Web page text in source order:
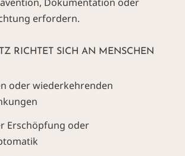
erfordern.
RICHTET SICH AN MENSCHEN
oder wiederkehrenden
Erschöpfung oder